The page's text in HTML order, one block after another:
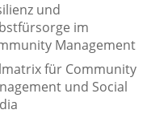
und
im
Management
für Community
und Social